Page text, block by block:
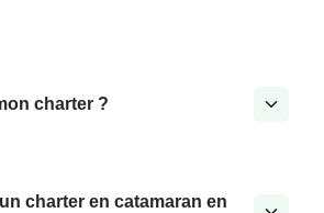
charter ?
charter en catamaran en